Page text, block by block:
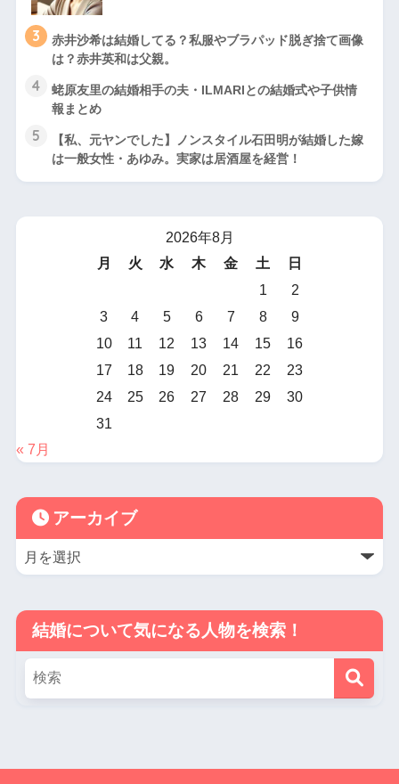
3
赤井沙希は結婚してる？私服やブラパッド脱ぎ捨て画像
は？赤井英和は父親。
4
蛯原友里の結婚相手の夫・ILMARIとの結婚式や子供情
報まとめ
5
【私、元ヤンでした】ノンスタイル石田明が結婚した嫁
は一般女性・あゆみ。実家は居酒屋を経営！
2026年8月
月
火 水 木 金 土
日
1
2
3
4 5 6 7 8
9
10
11 12 13 14 15
16
17
18 19 20 21 22
23
24
25 26 27 28 29
30
31
« 7月
アーカイブ
結婚について気になる人物を検索！